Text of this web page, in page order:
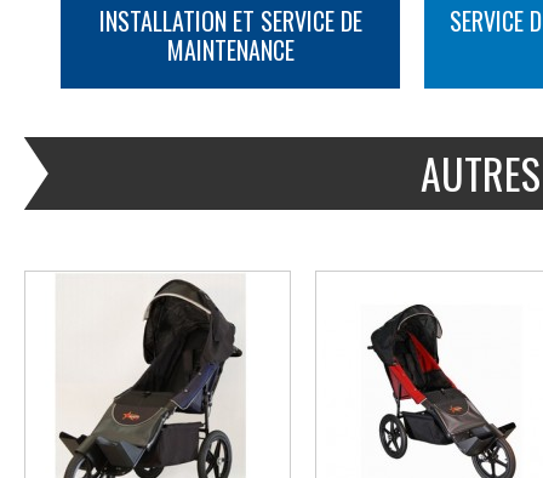
INSTALLATION ET SERVICE DE
MAINTENANCE
SERVICE
PLUS D'INFORMATION PLUS D'INFORMATION